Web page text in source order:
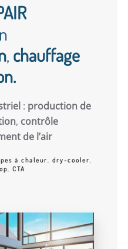
, chauffage
: production de
, contrôle
de l’air
à chaleur, dry-cooler,
, CTA